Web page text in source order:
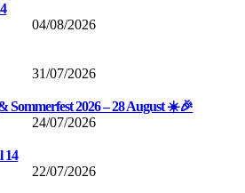
04/08/2026
31/07/2026
Sommerfest 2026 – 28 August ☀️🎉
24/07/2026
14
22/07/2026